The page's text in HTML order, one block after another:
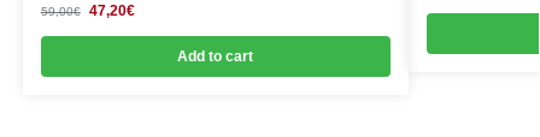
59,00€ 47,20€
Add to cart